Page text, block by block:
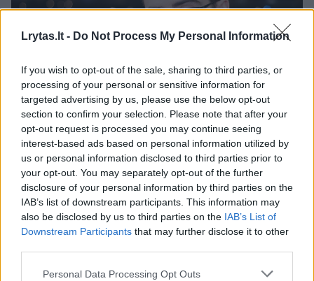
Lrytas.lt - Do Not Process My Personal Information
If you wish to opt-out of the sale, sharing to third parties, or
processing of your personal or sensitive information for
targeted advertising by us, please use the below opt-out
section to confirm your selection. Please note that after your
opt-out request is processed you may continue seeing
interest-based ads based on personal information utilized by
us or personal information disclosed to third parties prior to
your opt-out. You may separately opt-out of the further
disclosure of your personal information by third parties on the
IAB’s list of downstream participants. This information may
also be disclosed by us to third parties on the IAB’s List of
Downstream Participants that may further disclose it to other
Personal Data Processing Opt Outs
Daugiau nuotraukų (11)
Timūras Augucevičius.
J.Stacevičiaus nuotr.
Jau įpratęs sėdėti vedėjo kėdėje Timūras
labai ramiai reaguoja į klausimą, kas būtų,
jeigu jam tektų susikeisti vietomis su
pašnekovu.